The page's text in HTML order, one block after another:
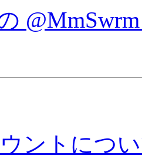
ントにつ